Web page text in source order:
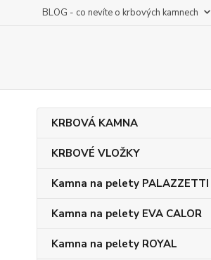
BLOG - co nevíte o krbových kamnech
KRBOVÁ KAMNA
KRBOVÉ VLOŽKY
Kamna na pelety PALAZZETTI
Kamna na pelety EVA CALOR
Kamna na pelety ROYAL